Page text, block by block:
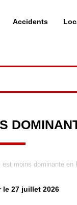
Accidents
est moins dominante en
le 27 juillet 2026